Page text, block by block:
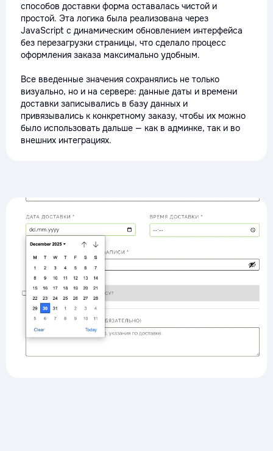
способов доставки форма оставалась чистой и
простой. Эта логика была реализована через
JavaScript с динамическим обновлением интерфейса
без перезагрузки страницы, что сделало процесс
оформления заказа максимально удобным.
Все введенные значения сохранялись не только
визуально, но и на сервере: данные даты и времени
доставки записывались в базу данных и
привязывались к конкретному заказу, чтобы их можно
было использовать дальше — как в админке, так и во
внешних интеграциях.